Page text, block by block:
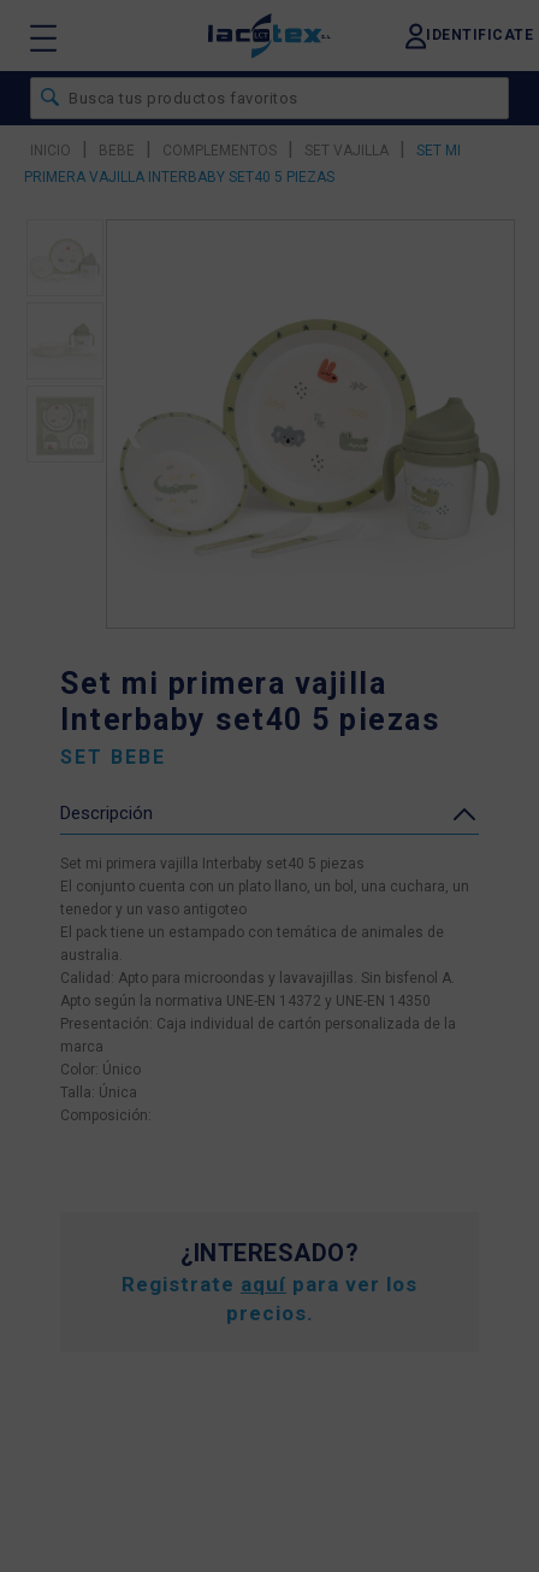
IDENTIFICATE
INICIO | BEBE | COMPLEMENTOS | SET VAJILLA |
SET MI
PRIMERA VAJILLA INTERBABY SET40 5 PIEZAS
❮ ❯
Set mi primera vajilla
Interbaby set40 5 piezas
SET BEBE
Descripción
Set mi primera vajilla Interbaby set40 5 piezas
El conjunto cuenta con un plato llano, un bol, una cuchara, un
tenedor y un vaso antigoteo
El pack tiene un estampado con temática de animales de
australia.
Calidad: Apto para microondas y lavavajillas. Sin bisfenol A.
Apto según la normativa UNE-EN 14372 y UNE-EN 14350
Presentación: Caja individual de cartón personalizada de la
marca
Color: Único
Talla: Única
Composición:
¿INTERESADO?
Registrate aquí para ver los
precios.